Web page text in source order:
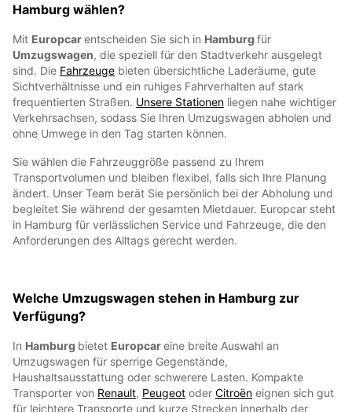
Hamburg wählen?
Mit Europcarentscheiden Sie sich in Hamburg für
Umzugswagen, die speziell für den Stadtverkehr ausgelegt
sind. Die Fahrzeuge bieten übersichtliche Laderäume, gute
Sichtverhältnisse und ein ruhiges Fahrverhalten auf stark
frequentierten Straßen. Unsere Stationen liegen nahe wichtiger
Verkehrsachsen, sodass Sie Ihren Umzugswagen abholen und
ohne Umwege in den Tag starten können.
Sie wählen die Fahrzeuggröße passend zu Ihrem
Transportvolumen und bleiben flexibel, falls sich Ihre Planung
ändert. Unser Team berät Sie persönlich bei der Abholung und
begleitet Sie während der gesamten Mietdauer. Europcar steht
in Hamburg für verlässlichen Service und Fahrzeuge, die den
Anforderungen des Alltags gerecht werden.
Welche Umzugswagen stehen in Hamburg zur
Verfügung?
In Hamburg bietet Europcareine breite Auswahl an
Umzugswagen für sperrige Gegenstände,
Haushaltsausstattung oder schwerere Lasten. Kompakte
Transporter von Renault, Peugeot oder Citroën eignen sich gut
für leichtere Transporte und kurze Strecken innerhalb der